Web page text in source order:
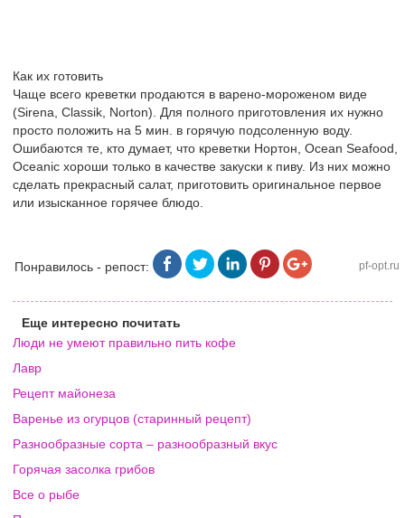
Как их готовить
Чаще всего креветки продаются в варено-мороженом виде
(Sirena, Classik, Norton). Для полного приготовления их нужно
просто положить на 5 мин. в горячую подсоленную воду.
Ошибаются те, кто думает, что креветки Нортон, Ocean Seafood,
Oceanic хороши только в качестве закуски к пиву. Из них можно
сделать прекрасный салат, приготовить оригинальное первое
или изысканное горячее блюдо.
Понравилось - репост: pf-opt.ru
Еще интересно почитать
Люди не умеют правильно пить кофе
Лавр
Рецепт майонеза
Варенье из огурцов (старинный рецепт)
Разнообразные сорта – разнообразный вкус
Горячая засолка грибов
Все о рыбе